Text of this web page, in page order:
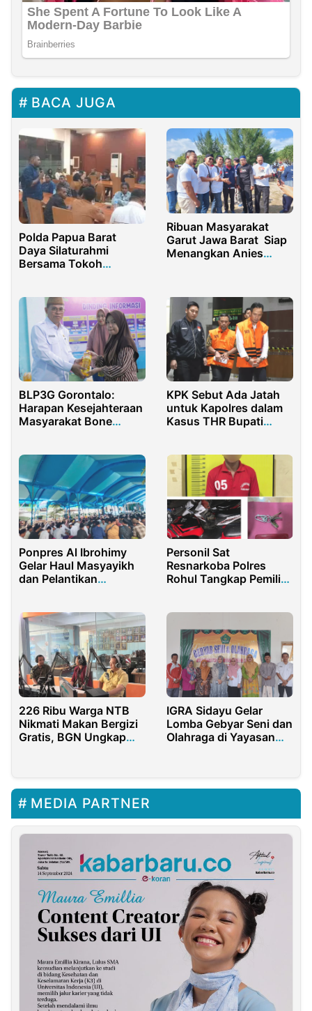
BACA JUGA
Polda Papua Barat
Daya Silaturahmi
Bersama Tokoh
Ribuan Masyarakat
Garut Jawa Barat Siap
Menangkan Anies
BLP3G Gorontalo:
Harapan Kesejahteraan
Masyarakat Bone
KPK Sebut Ada Jatah
untuk Kapolres dalam
Kasus THR Bupati
Ponpres Al Ibrohimy
Gelar Haul Masyayikh
dan Pelantikan
Personil Sat
Resnarkoba Polres
Rohul Tangkap Pemilik
226 Ribu Warga NTB
Nikmati Makan Bergizi
Gratis, BGN Ungkap
IGRA Sidayu Gelar
Lomba Gebyar Seni dan
Olahraga di Yayasan
MEDIA PARTNER